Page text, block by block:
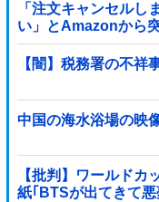
「注文キャンセルし
い」とAmazonから
タマーに確認した
【闇】税務署の不祥
中国の海水浴場の映
【批判】ワールドカ
紙｢BTSが出てきて